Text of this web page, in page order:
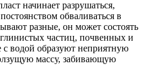
начинает разрушаться,
обваливаться в
разные, он может состоять
частиц, почвенных и
с водой образуют неприятную
массу, забивающую